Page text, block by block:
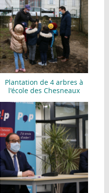
Plantation de 4 arbres à
l'école des Chesneaux